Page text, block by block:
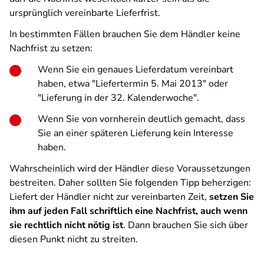
ursprünglich vereinbarte Lieferfrist.
In bestimmten Fällen brauchen Sie dem Händler keine
Nachfrist zu setzen:
Wenn Sie ein genaues Lieferdatum vereinbart
haben, etwa "Liefertermin 5. Mai 2013" oder
"Lieferung in der 32. Kalenderwoche".
Wenn Sie von vornherein deutlich gemacht, dass
Sie an einer späteren Lieferung kein Interesse
haben.
Wahrscheinlich wird der Händler diese Voraussetzungen
bestreiten. Daher sollten Sie folgenden Tipp beherzigen:
Liefert der Händler nicht zur vereinbarten Zeit, setzen Sie
ihm auf jeden Fall schriftlich eine Nachfrist, auch wenn
sie rechtlich nicht nötig ist. Dann brauchen Sie sich über
diesen Punkt nicht zu streiten.